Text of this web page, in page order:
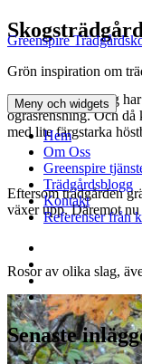
Hoppa
till
Greenspire
Grön inspiration om
Meny och widgets
Hem
Om Oss
Greenspire
Trädgårdsblogg
Kontakt
Referenser från
LinkedIn
Twitter
Instagram
Senaste
Har upptäckt att jag
ogräsrensning. Och
med lite färgstarka
Eftersom trädgården
växer upp. Däremot
Rosor av olika slag,